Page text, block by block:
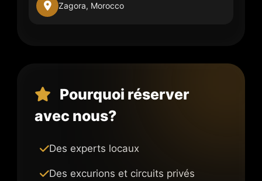
Zagora, Morocco
Pourquoi réserver
avec nous?
Des experts locaux
Des excurions et circuits privés